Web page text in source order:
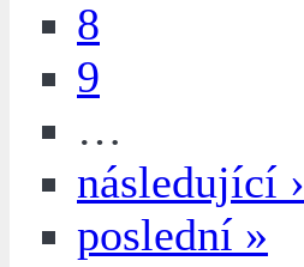
8
9
…
následující ›
poslední »